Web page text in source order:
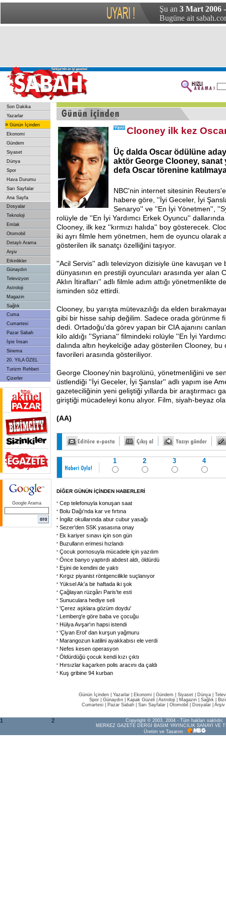
Şu an 3 Mart 2006
Bugüne ait
Son Dakika
Yazarlar
» Günün İçinden
Ekonomi
Gündem
Siyaset
Dünya
Spor
Hava Durumu
Sarı Sayfalar
Ana Sayfa
Dosyalar
Teknoloji
Emlak
Otomobil
Detaylı Arama
Arşiv
Etkinlikler
Günaydın
Televizyon
Astroloji
Magazin
Sağlık
Cuma
Cumartesi
Pazar Sabah
İşte İnsan
Sinema
20. YILA ÖZEL
Turizm Rehberi
Çizerler
Google Arama
Clooney ilk kez
Üç dalda Oscar ödülüne
aktör George Clooney, sanat
defa Oscar törenine
NBC'nin internet sitesinin
habere göre, ''İyi Geceler, İyi
Senaryo'' ve ''En İyi Yönetmen'',
rolüyle de ''En İyi Yardımcı Erkek Oyuncu''
Clooney, ilk kez ''kırmızı halıda'' boy gösterecek.
iki ayrı filmle hem yönetmen, hem de oyuncu olarak
gösterilen ilk sanatçı özelliğini taşıyor.
''Acil Servis'' adlı televizyon dizisiyle üne kavuşan ve
dünyasının en prestijli oyuncuları arasında yer alan
Aklın İtirafları'' adlı filmle adım attığı yönetmenlikte
isminden söz ettirdi.
Clooney, bu yarışta mütevazılığı da elden
gibi bir hisse sahip değilim. Sadece orada görünme
dedi. Ortadoğu'da görev yapan bir CIA ajanını
kilo aldığı ''Syriana'' filmindeki rolüyle ''En İyi
dalında altın heykelciğe aday gösterilen Clooney, bu
favorileri arasında gösteriliyor.
George Clooney'nin başrolünü, yönetmenliğini ve
üstlendiği ''İyi Geceler, İyi Şanslar'' adlı yapım ise
gazeteciliğinin yeni geliştiği yıllarda bir araştırmacı
giriştiği mücadeleyi konu alıyor. Film, siyah-beyaz
(AA)
1 2 3 4
DİĞER GÜNÜN İÇİNDEN HABERLERİ
Cep telefonuyla konuşan saat
Bolu Dağı'nda kar ve fırtına
İngiliz okullarında abur cubur yasağı
Sezer'den SSK yasasına onay
Ek kariyer sınavı için son gün
Buzulların erimesi hızlandı
Çocuk pornosuyla mücadele için yazılım
Önce banyo yaptırdı abdest aldı, öldürdü
Eşini de kendini de yaktı
Kırgız piyanist röntgencilikle suçlanıyor
Yüksel Ak'a bir haftada iki şok
Çağlayan rüzgârı Paris'te esti
Sunuculara hediye seli
'Çerez aşklara gözüm doydu'
Lemberg'e göre baba ve çocuğu
Hülya Avşar'ın hapsi istendi
'Çiyan Erol' dan kurşun yağmuru
Marangozun katilini ayakkabısı ele verdi
Nefes kesen operasyon
Öldürdüğü çocuk kendi kızı çıktı
Hırsızlar kaçarken polis aracını da çaldı
Kuş gribine 94 kurban
Günün İçinden Yazarlar Ekonomi Gündem Siyaset Dünya |
Spor
Günaydın Kapak Güzeli Astroloji Magazin Sağlık
Cumartesi
Pazar Sabah Sarı Sayfalar Otomobil Dosyalar Arşiv
1 2
Copyright © 2003, 2004 - Tüm hakları saklıdır.
MERKEZ GAZETE DERGİ BASIM YAYINCILIK SANAYİ VE
Üretim ve Tasarım